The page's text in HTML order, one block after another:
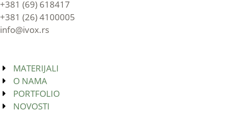
+381 (69) 618417
+381 (26) 4100005
info@ivox.rs
MATERIJALI
O NAMA
PORTFOLIO
NOVOSTI